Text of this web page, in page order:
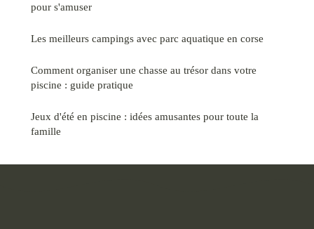
pour s'amuser
Les meilleurs campings avec parc aquatique en corse
Comment organiser une chasse au trésor dans votre
piscine : guide pratique
Jeux d'été en piscine : idées amusantes pour toute la
famille